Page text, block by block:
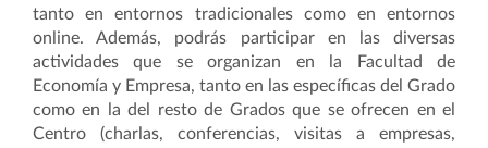
tanto en entornos tradicionales como en entornos
online. Además, podrás participar en las diversas
actividades que se organizan en la Facultad de
Economía y Empresa, tanto en las específicas del Grado
como en la del resto de Grados que se ofrecen en el
Centro (charlas, conferencias, visitas a empresas,